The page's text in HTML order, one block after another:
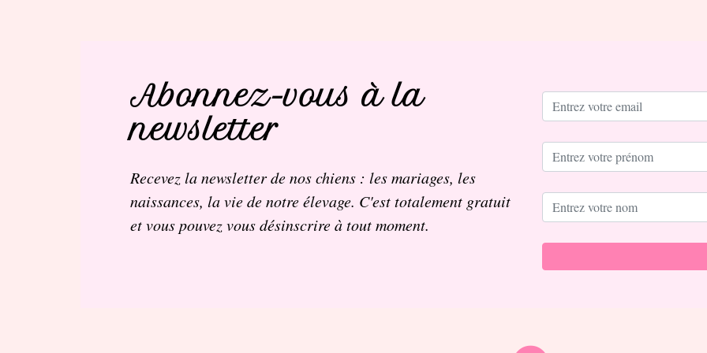
Abonnez-vous à la
newsletter
Recevez la newsletter de nos chiens : les mariages, les
naissances, la vie de notre élevage. C'est totalement gratuit
et vous pouvez vous désinscrire à tout moment.